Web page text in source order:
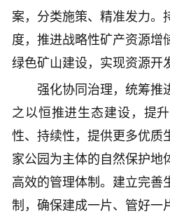
案，分类施策、精准发力。
度，推进战略性矿产资源增
绿色矿山建设，实现资源开
强化协同治理，统筹推
之以恒推进生态建设，提
性、持续性，提供更多优质
家公园为主体的自然保护地
高效的管理体制。建立完善
制，确保建成一片、管好一